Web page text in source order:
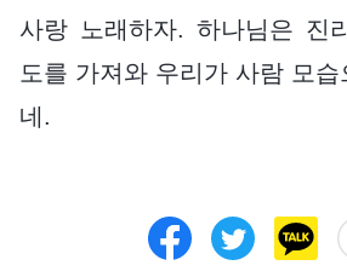
사랑 노래하자. 하나님은 진
도를 가져와 우리가 사람 모
네.